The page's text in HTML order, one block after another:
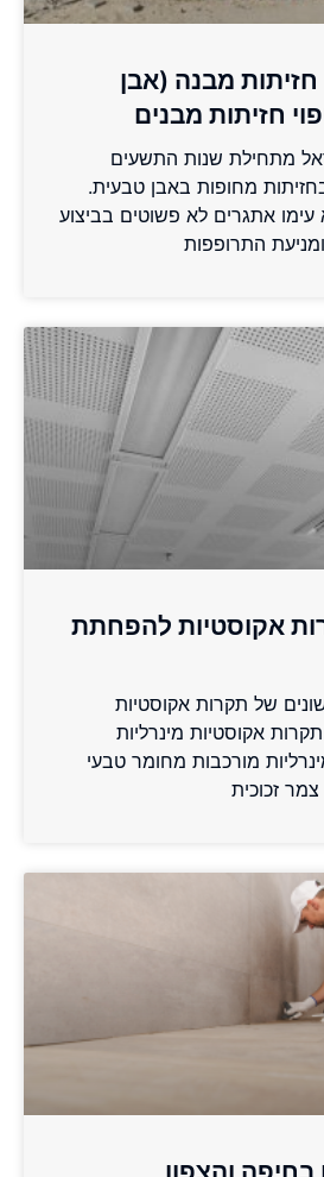
מבנה (אבן
חזיתות מבנים
מתחילת שנות התשעים
מחופות באבן טבעית.
אתגרים לא פשוטים בביצוע
התרופפות
אקוסטיות להפחתת
של תקרות אקוסטיות
מינרליות
מורכבות מחומר טבעי